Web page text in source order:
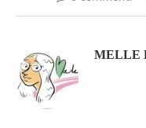
MELLE